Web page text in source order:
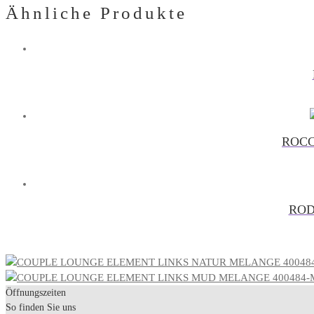
Ähnliche Produkte
Öffnungszeiten
So finden Sie uns